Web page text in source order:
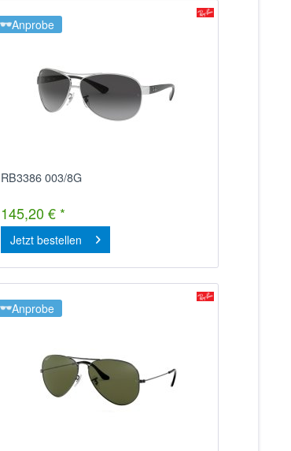
Anprobe
RB3386 003/8G
145,20 € *
Jetzt bestellen
Anprobe